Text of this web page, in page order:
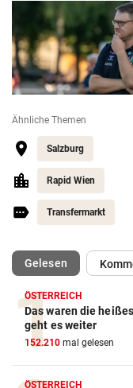
Ähnliche Themen
Salzburg
Rapid Wien
Transfermarkt
Gelesen(ausgewählt)
ÖSTERREICH
Das waren die
geht es weiter
152.210 mal gelesen
ÖSTERREICH
Action-Cam Vergleich
ZUM VERGLEICH
Crosstrainer Vergleich